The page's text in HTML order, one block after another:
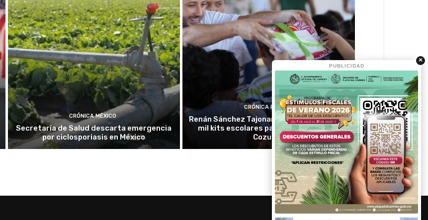
CRÓNICA MÉXICO
Secretaría de Salud descarta emergencia
por ciclosporiasis en México
CRÓNICA RIVIERA
Renán Sánchez Tajonar entregará más de 3
mil kits escolares para estudiantes de
Cozumel
×
PUBLICIDAD